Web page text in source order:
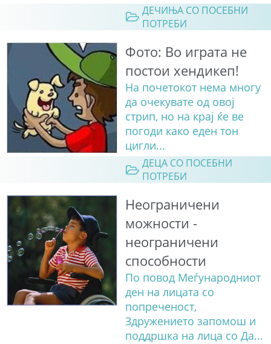
ДЕЧИЊА СО ПОСЕБНИ
ПОТРЕБИ
Фото: Во играта не
постои хендикеп!
На почетокот нема многу
да очекувате од овој
стрип, но на крај ќе ве
погоди како еден тон
цигли...
ДЕЦА СО ПОСЕБНИ
ПОТРЕБИ
Неограничени
можности -
неограничени
способности
По повод Меѓународниот
ден на лицата со
попреченост,
Здружението запомош и
поддршка на лица со Да...